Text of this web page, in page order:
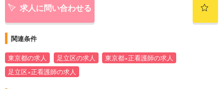
求人に問い合わせる
関連条件
東京都の求人 足立区の求人
東京都×正看護師の求人
足立区×正看護師の求人